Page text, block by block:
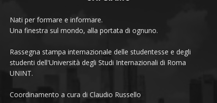
Nati per formare e informare.
Una finestra sul mondo, alla portata di ognuno.
Rassegna stampa internazionale delle studentesse e degli
studenti dell'Università degli Studi Internazionali di Roma
UNINT.
Coordinamento a cura di Claudio Russello